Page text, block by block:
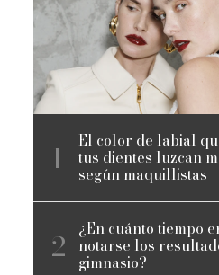
El color de labial
tus dientes luzcan
según maquillistas
¿En cuánto tiempo
notarse los
gimnasio?